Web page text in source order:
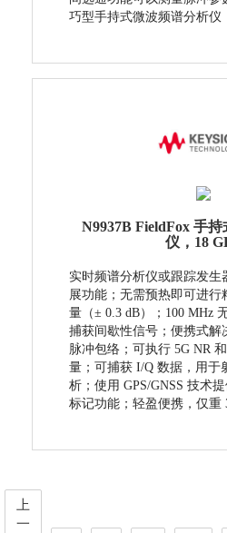
巧型手持式微波频谱分析仪
N9937B FieldFox 手
仪，18
实时频谱分析仪或跟踪发生
展功能；无需预热即可进行
量（± 0.3 dB）；100 MHz
捕获间歇性信号；便携式解
脉冲包络；可执行 5G NR
量；可捕获 I/Q 数据，用于
析；使用 GPS/GNSS 技术
标记功能；轻盈便携，仅重
上
一